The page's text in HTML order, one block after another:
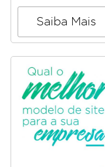
Saiba Mais